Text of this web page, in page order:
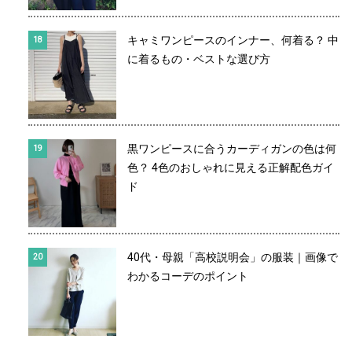
キャミワンピースのインナー、何着る？ 中
に着るもの・ベストな選び方
黒ワンピースに合うカーディガンの色は何
色？ 4色のおしゃれに見える正解配色ガイ
ド
40代・母親「高校説明会」の服装｜画像で
わかるコーデのポイント